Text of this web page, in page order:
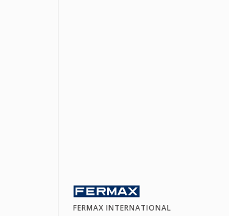
FERMAX INTERNATIONAL